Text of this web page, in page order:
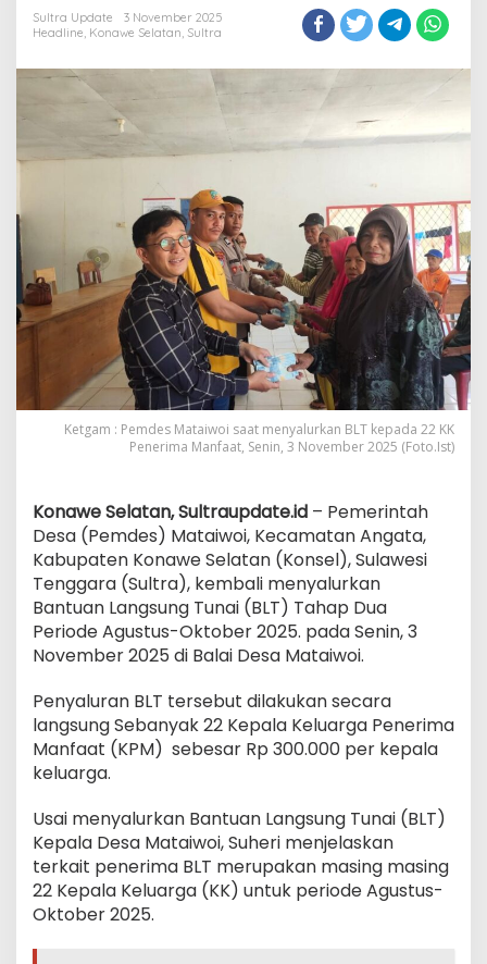
Agustus-
Oktober
2025
Sultra Update
3 November 2025
Headline, Konawe Selatan, Sultra
Ketgam : Pemdes Mataiwoi saat menyalurkan BLT kepada 22 KK
Penerima Manfaat, Senin, 3 November 2025 (Foto.Ist)
Konawe Selatan, Sultraupdate.id – Pemerintah
Desa (Pemdes) Mataiwoi, Kecamatan Angata,
Kabupaten Konawe Selatan (Konsel), Sulawesi
Tenggara (Sultra), kembali menyalurkan
Bantuan Langsung Tunai (BLT) Tahap Dua
Periode Agustus-Oktober 2025. pada Senin, 3
November 2025 di Balai Desa Mataiwoi.
Penyaluran BLT tersebut dilakukan secara
langsung Sebanyak 22 Kepala Keluarga Penerima
Manfaat (KPM) sebesar Rp 300.000 per kepala
keluarga.
Usai menyalurkan Bantuan Langsung Tunai (BLT)
Kepala Desa Mataiwoi, Suheri menjelaskan
terkait penerima BLT merupakan masing masing
22 Kepala Keluarga (KK) untuk periode Agustus-
Oktober 2025.